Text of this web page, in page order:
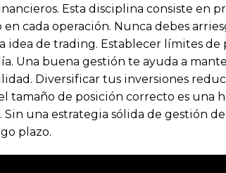
Esta disciplina consiste en
cada operación. Nunca debes
idea de trading. Establecer límites
Una buena gestión te ayuda a
Diversificar tus inversiones
tamaño de posición correcto es una
Sin una estrategia sólida de gestión
plazo.